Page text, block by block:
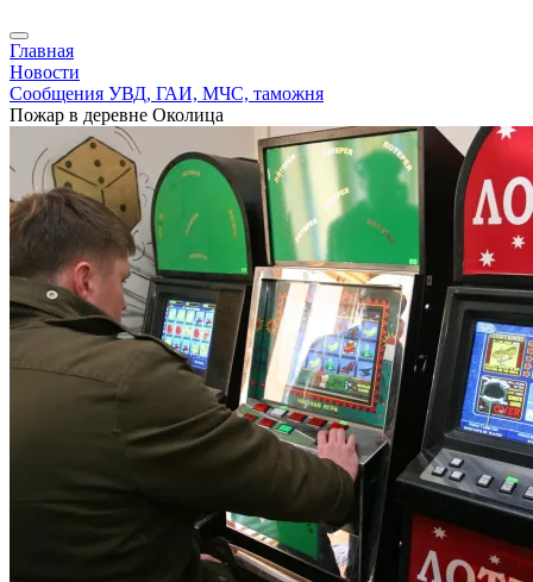
Главная
Новости
Сообщения УВД, ГАИ, МЧС, таможня
Пожар в деревне Околица